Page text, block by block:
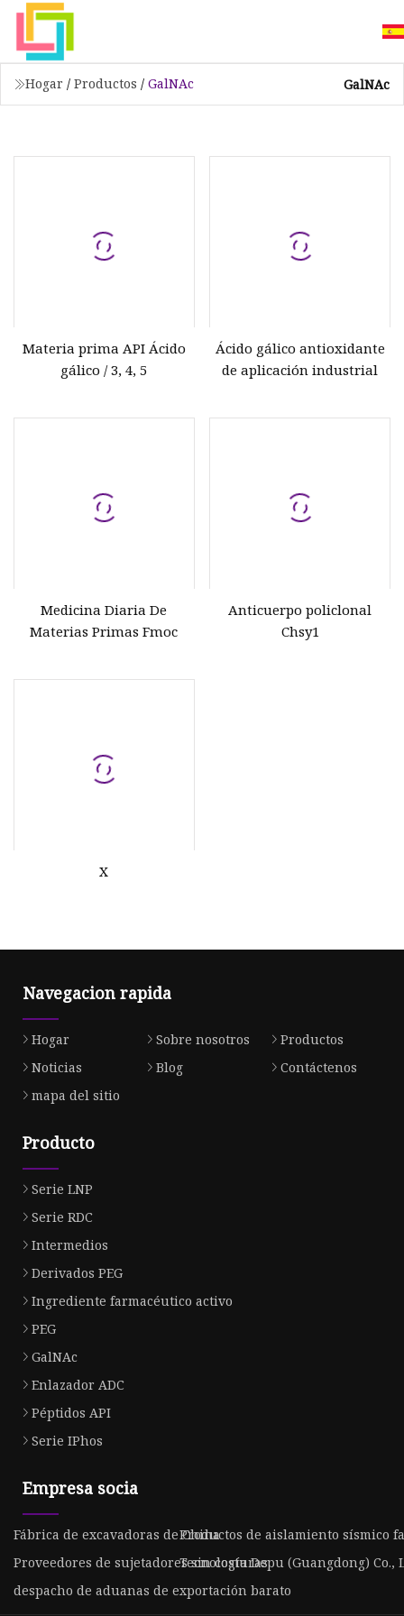
Hogar / Productos / GalNAc GalNAc
Materia prima API Ácido
gálico / 3, 4, 5
Ácido gálico antioxidante
de aplicación industrial
Medicina Diaria De
Materias Primas Fmoc
Anticuerpo policlonal
Chsy1
X
Navegacion rapida
Hogar Sobre nosotros
Productos
Noticias
Blog
Contáctenos
mapa del sitio
Producto
Serie LNP
Serie RDC
Intermedios
Derivados PEG
Ingrediente farmacéutico activo
PEG
GalNAc
Enlazador ADC
Péptidos API
Serie IPhos
Empresa socia
Fábrica de excavadoras de ChinaProductos de aislamiento sísmico
Proveedores de sujetadores sin costurasTecnología Depu (Guangdong) Co.,
despacho de aduanas de exportación barato